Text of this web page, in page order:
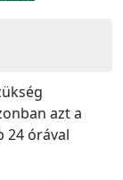
azt a
24 órával